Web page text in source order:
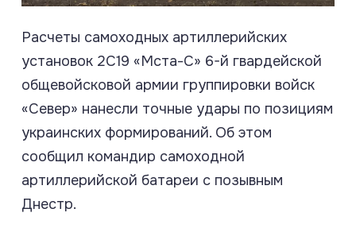
Расчеты самоходных артиллерийских
установок 2С19 «Мста-С» 6-й гвардейской
общевойсковой армии группировки войск
«Север» нанесли точные удары по позициям
украинских формирований. Об этом
сообщил командир самоходной
артиллерийской батареи с позывным
Днестр.